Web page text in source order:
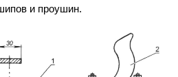
и проушин.